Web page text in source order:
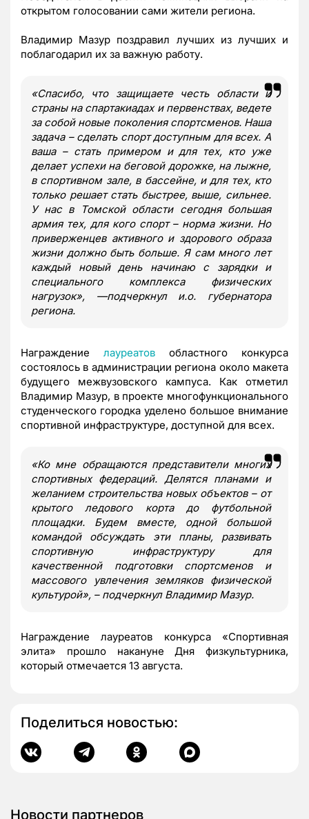
открытом голосовании сами жители региона.
Владимир Мазур поздравил лучших из лучших и
поблагодарил их за важную работу.
«Спасибо, что защищаете честь области и
страны на спартакиадах и первенствах, ведете
за собой новые поколения спортсменов. Наша
задача – сделать спорт доступным для всех. А
ваша – стать примером и для тех, кто уже
делает успехи на беговой дорожке, на лыжне,
в спортивном зале, в бассейне, и для тех, кто
только решает стать быстрее, выше, сильнее.
У нас в Томской области сегодня большая
армия тех, для кого спорт – норма жизни. Но
приверженцев активного и здорового образа
жизни должно быть больше. Я сам много лет
каждый новый день начинаю с зарядки и
специального комплекса физических
нагрузок», —подчеркнул и.о. губернатора
региона.
Награждение лауреатов областного конкурса
состоялось в администрации региона около макета
будущего межвузовского кампуса. Как отметил
Владимир Мазур, в проекте многофункционального
студенческого городка уделено большое внимание
спортивной инфраструктуре, доступной для всех.
«Ко мне обращаются представители многих
спортивных федераций. Делятся планами и
желанием строительства новых объектов – от
крытого ледового корта до футбольной
площадки. Будем вместе, одной большой
командой обсуждать эти планы, развивать
спортивную инфраструктуру для
качественной подготовки спортсменов и
массового увлечения земляков физической
культурой», – подчеркнул Владимир Мазур.
Награждение лауреатов конкурса «Спортивная
элита» прошло накануне Дня физкультурника,
который отмечается 13 августа.
Поделиться новостью:
Новости партнеров